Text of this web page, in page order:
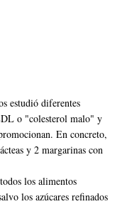
estudió diferentes
o "colesterol malo" y
En concreto,
y 2 margarinas con
los alimentos
los azúcares refinados